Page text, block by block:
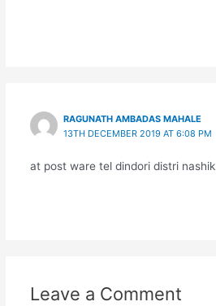
RAGUNATH AMBADAS MAHALE
13TH DECEMBER 2019 AT 6:08 PM
at post ware tel dindori distri nashik
Leave a Comment